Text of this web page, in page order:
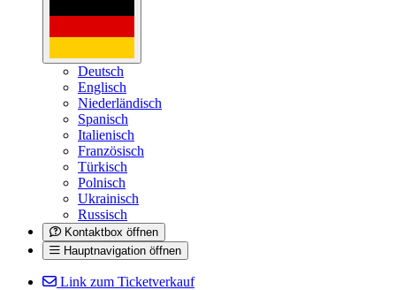
Deutsch
Englisch
Niederländisch
Spanisch
Italienisch
Französisch
Türkisch
Polnisch
Ukrainisch
Russisch
Kontaktbox öffnen
Hauptnavigation öffnen
Link zum Ticketverkauf